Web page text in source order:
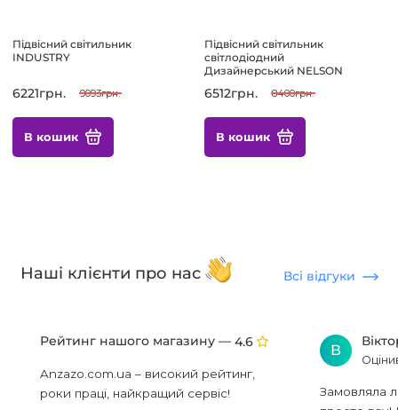
Підвісний світильник
INDUSTRY
6221грн. 9093грн.
В кошик
Підвісний світильник
світлодіодний
Дизайнерський NELSON
6512грн. 8400грн.
В кошик
Наші клієнти про нас Всі відгуки
Рейтинг нашого магазину — 4.6
Anzazo.com.ua – високий рейтинг,
роки праці, найкращий сервіс!
В
Замовляла